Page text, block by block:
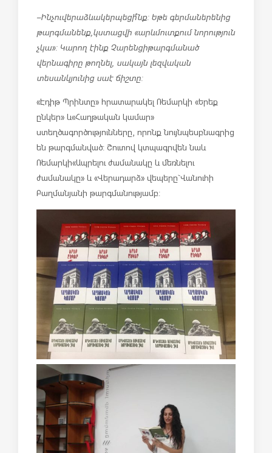
–Ինչուվերաձևակերպեցի՞նք: Եթե գերմաներենից
թարգմանենք,կստացվի «արևմուտքում նորություն
չկա»: Կարող էինք Չարենցիթարգմանած
վերնագիրը թողնել, սակայն լեզվական
տեսանկյունից սաէ ճիշտը:
«Էդիթ Պրինտը» հրատարակել Ռեմարկի «Երեք
ընկեր» և«Հաղթական կամար»
ստեղծագործությունները, որոնք նույնպեսբնագրից
են թարգմանված: Շուտով կտպագրվեննաև
Ռեմարկի«Ապրելու ժամանակը և մեռնելու
ժամանակը» և«Վերադարձ» վեպերը`Վանուհի
Բաղմանյանի թարգմանությամբ: